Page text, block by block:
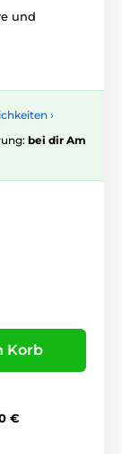
und
›
bei dir Am
Korb
€